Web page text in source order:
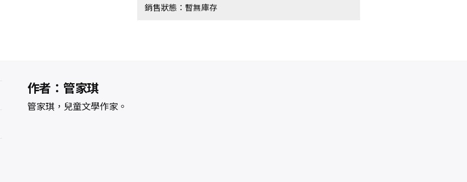
銷售狀態：暫無庫存
作者：管家琪
管家琪，兒童文學作家。